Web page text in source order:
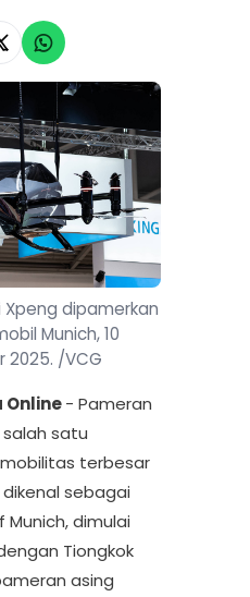
dipamerkan
Munich, 10
2025. /VCG
Online- Pameran
salah satu
terbesar
sebagai
dimulai
Tiongkok
asing